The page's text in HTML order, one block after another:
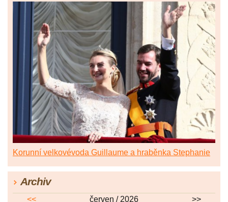
Korunní velkovévoda Guillaume a hraběnka Stephanie
Archiv
<< červen / 2026 >>